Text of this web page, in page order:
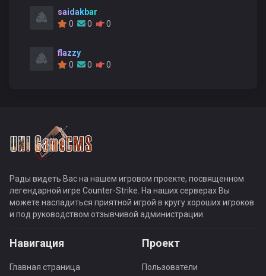
saidakbar
0
0 0
flazzy
0
0 0
Рады видеть Вас на нашем игровом проекте, посвященном
легендарной игре Counter-Strike. На наших серверах Вы
можете насладиться приятной игрой в кругу хороших игроков
и под руководством отзывчивой администрации.
Навигация
Главная страница
Проект
Пользователи